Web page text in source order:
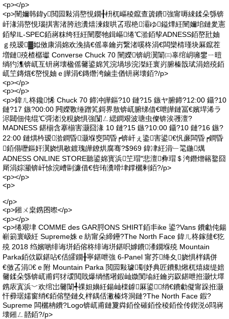
<p></p>
<p>闉嬭韩鍏у閲囩敤涓嶅悓鐗╂枡杌嶇稜鑹查簴鐨強甯嗕綀鍒朵綔锛
屽湪涓嶅悓瑙掑害渚胯兘瀵熺湅鍑哄叾瑕栬灞ゆ鎰燂紝闉嬭垖鏈夎憲
銆孧IL-SPEC銆嶈粖绔狅紝闉嬮牠鍓嶇绻℃湁銆孧ADNESS銆嶅瓧妯
ｇ殑瑷▓姒傚康涓婂欢浼搞€傜辜鑰岃繋渚嗘柊涓€闆欒棈瑾块厤鑹茬
増鏈殑楂樼瓛 Converse Chuck 70 闉嬫锛岄瀷闈㈢辜绾岄噰鐢ㄧ暟
绱犳潗锛屼互钘嶈壊楹傜毊鍙婂竼浣堝埗浣滐紝寰岃腑榛戠珷涓婄殑銆
屼笁鏄熴€嶅悓妯ｅ皣涓€鏄熸洿鏀圭偤钘嶈壊銆?/p>
<p></p>
<p></p>
<p>鍏ㄦ柊鑱悕 Chuck 70 鍗冲皣鏂?10 鏈?15 鏃ヤ腑鍗?12:00 鑷?10
鏈?17 鏃?00:00 闁嬫斁缍蹭笂鎶界敖锛屼腑绨借€呭皣鏈冨€嬪垾浠ラ
浕閮佃伅绲℃彁渚涗粯娆惧強闅ㄥ緦鐧艰波瑭虫儏锛涘彟澶?
MADNESS 鍖椾含搴椾害灏囧湪 10 鏈?15 鏃?10:00 鑷?10 鏈?16 鏃?
22:00 鏈熼枔瑷湁鐧昏灏堢窔闆昏┍锛屽ぇ鍌害鍙€忛亷闆昏┍鐧昏
銆傝嚦鏂奸瀷娆惧敭鍍瑰皣鐐烘腐骞?$969 鍏冿紝涓﹂毣鍦燤
ADNESS ONLINE STORE聽鍙婂寳浜笁瑁″悲澶彜瑁＄洿鐕熷簵鐜囧
厛涓婃灦锛屽悇浣嶆剾濂借€呰珛瀵嗗垏鐣欐剰銆?/p>
<p></p>
<p>
</p>
<p>鎺ㄨ枽鎸囨暩</p>
<p></p>
<p>绻艰垏 COMME des GAR脟ONS SHIRT銆丯ike 鍙?Vans 鐨勮伅鍚
嶄箣寰岋紝 Supreme姝ｅ紡甯朵締鑸?The North Face 鍏ㄦ柊鎵撻€犵
殑 2018 绉嬪啲绯诲垪銆傛柊绯诲垪鍖呮嫭鐨潻鐗堢殑 Mountain
Parka銆佽叞鍖呫€佸皬鐗╂寧鍖呭強 6-Panel 甯芥绛夊娆惧柈鍝併
€傚叾涓€ｅ附 Mountain Parka 閲囩敤璩劅妤典匠鐨勬煍杌熺緮缇婄
毊鍒朵綔锛屼甫鍔犲叆閲戝爆绱愭墸鍜屾媺閺堬紝鑰岃叞鍖呭拰灏忕墿
鎸庡寘浜﹀欢绾岀毊闈╃祼妲嬶紝鍚屾檪鎼厤鍙绡€鐨勮儗甯跺拰灏
忓彛琚嬬窗绡€銆傛墍鏈夊柈鍝佸潎榛炵洞鏈?The North Face 鍜?
Supreme 闆欐柟鐨?Logo锛屼甫鏈夐粦銆佺磪銆佺稜銆佺传鍥涚ó閰嶈
壊鎺ㄥ嚭銆?/p>